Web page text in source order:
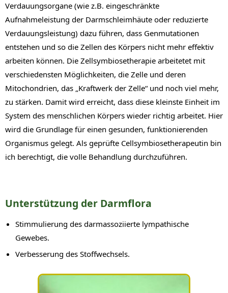
Verdauungsorgane (wie z.B. eingeschränkte
Aufnahmeleistung der Darmschleimhäute oder reduzierte
Verdauungsleistung) dazu führen, dass Genmutationen
entstehen und so die Zellen des Körpers nicht mehr effektiv
arbeiten können. Die Zellsymbiosetherapie arbeitetet mit
verschiedensten Möglichkeiten, die Zelle und deren
Mitochondrien, das „Kraftwerk der Zelle“ und noch viel mehr,
zu stärken. Damit wird erreicht, dass diese kleinste Einheit im
System des menschlichen Körpers wieder richtig arbeitet. Hier
wird die Grundlage für einen gesunden, funktionierenden
Organismus gelegt. Als geprüfte Cellsymbiosetherapeutin bin
ich berechtigt, die volle Behandlung durchzuführen.
Unterstützung der Darmflora
Stimmulierung des darmassoziierte lympathische
Gewebes.
Verbesserung des Stoffwechsels.